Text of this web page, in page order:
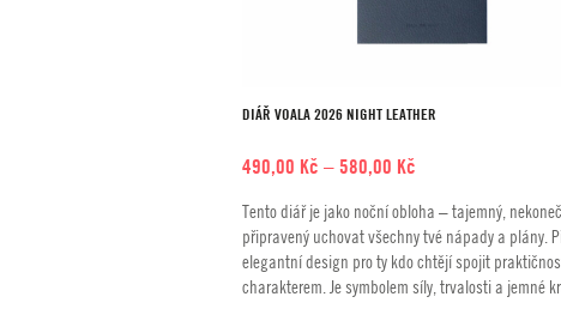
DIÁŘ VOALA 2026 NIGHT LEATHER
490,00 Kč –580,00 Kč
490,00 Kč
až
580,00 Kč
Tento diář je jako noční obloha – tajemný,
připravený uchovat všechny tvé nápady a plány.
elegantní design pro ty kdo chtějí spojit
charakterem. Je symbolem síly, trvalosti a jemné